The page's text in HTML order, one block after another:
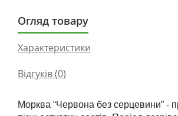
Огляд товару
Характеристики
Відгуків (0)
Морква “Червона без серцевини” -